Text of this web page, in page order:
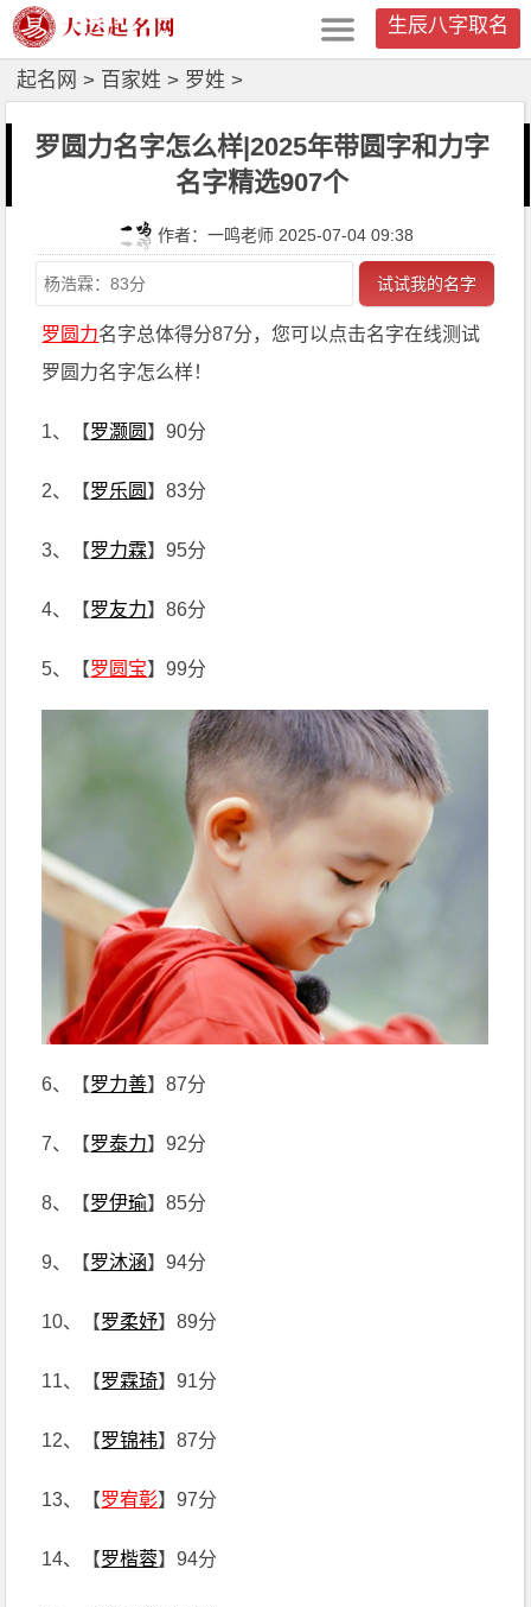
生辰八字取名
起名网 > 百家姓 > 罗姓 >
罗圆力名字怎么样|2025年带圆字和力字
名字精选907个
作者：一鸣老师 2025-07-04 09:38
试试我的名字
罗圆力名字总体得分87分，您可以点击名字在线测试
罗圆力名字怎么样！
1、【罗灏圆 】90分
2、【罗乐圆 】83分
3、【罗力霖】95分
4、【罗友力】86分
5、【罗圆宝】99分
6、【罗力善】87分
7、【罗泰力】92分
8、【罗伊瑜】85分
9、【罗沐涵】94分
10、【罗柔妤】89分
11、【罗霖琦】91分
12、【罗锦袆】87分
13、【罗宥彰】97分
14、【罗楷蓉】94分